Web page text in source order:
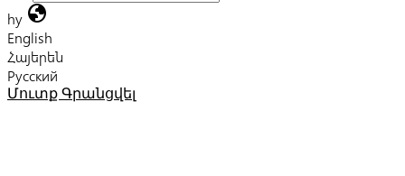
hy globe
English
Հայերեն
Русский
Մուտք Գրանցվել